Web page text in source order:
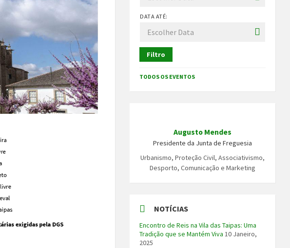
DATA ATÉ:
Filtro
TODOS OS EVENTOS
Augusto Mendes
Presidente da Junta de Freguesia
Urbanismo, Proteção Civil, Associativismo,
Desporto, Comunicação e Marketing
NOTÍCIAS
Encontro de Reis na Vila das Taipas: Uma
Tradição que se Mantém Viva 10 Janeiro,
2025